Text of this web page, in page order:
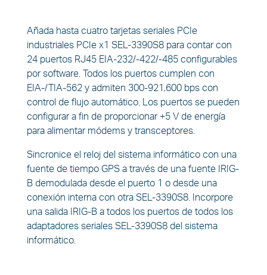
Añada hasta cuatro tarjetas seriales PCIe
industriales PCIe x1 SEL-3390S8 para contar con
24 puertos RJ45 EIA-232/-422/-485 configurables
por software. Todos los puertos cumplen con
EIA-/TIA-562 y admiten 300-921,600 bps con
control de flujo automático. Los puertos se pueden
configurar a fin de proporcionar +5 V de energía
para alimentar módems y transceptores.
Sincronice el reloj del sistema informático con una
fuente de tiempo GPS a través de una fuente IRIG-
B demodulada desde el puerto 1 o desde una
conexión interna con otra SEL-3390S8. Incorpore
una salida IRIG-B a todos los puertos de todos los
adaptadores seriales SEL-3390S8 del sistema
informático.